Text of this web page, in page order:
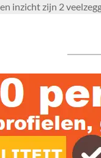
inzicht zijn 2